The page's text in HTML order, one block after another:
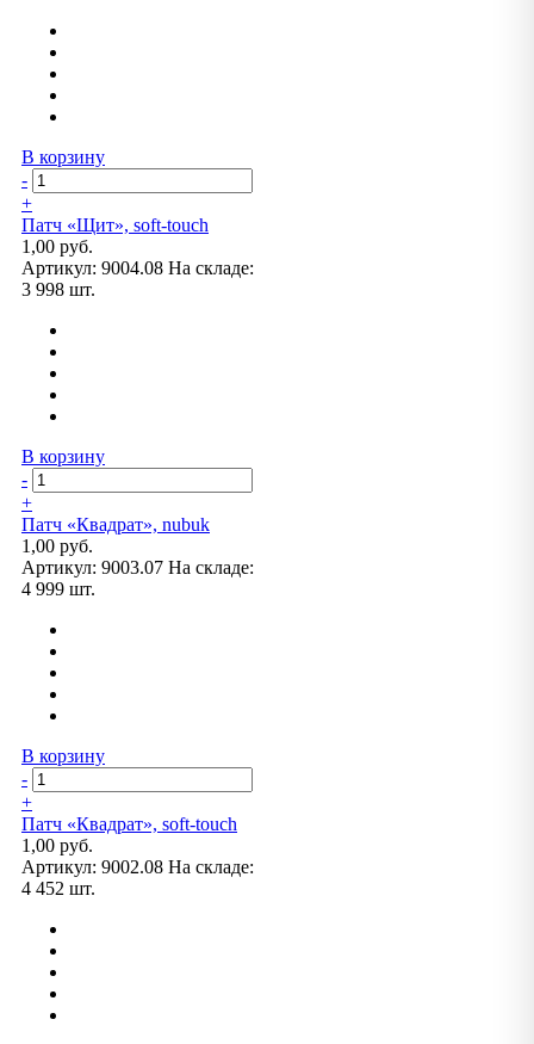
В корзину
-
+
Патч «Щит», soft-touch
1,00 руб.
Артикул: 9004.08 На складе:
3 998 шт.
В корзину
-
+
Патч «Квадрат», nubuk
1,00 руб.
Артикул: 9003.07 На складе:
4 999 шт.
В корзину
-
+
Патч «Квадрат», soft-touch
1,00 руб.
Артикул: 9002.08 На складе:
4 452 шт.